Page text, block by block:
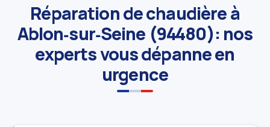
Réparation de chaudière à
Ablon‑sur‑Seine (94480): nos
experts vous dépanne en
urgence